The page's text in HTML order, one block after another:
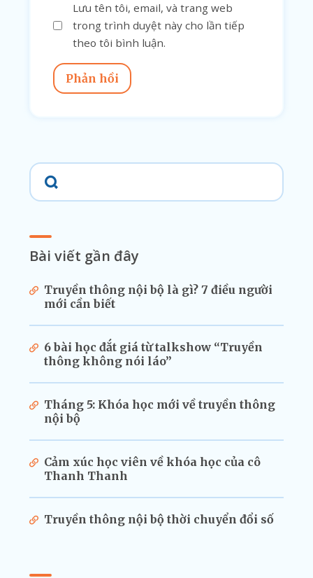
Lưu tên tôi, email, và trang web
trong trình duyệt này cho lần tiếp
theo tôi bình luận.
Phản hồi
Bài viết gần đây
Truyền thông nội bộ là gì? 7 điều người
mới cần biết
6 bài học đắt giá từ talkshow “Truyền
thông không nói láo”
Tháng 5: Khóa học mới về truyền thông
nội bộ
Cảm xúc học viên về khóa học của cô
Thanh Thanh
Truyền thông nội bộ thời chuyển đổi số